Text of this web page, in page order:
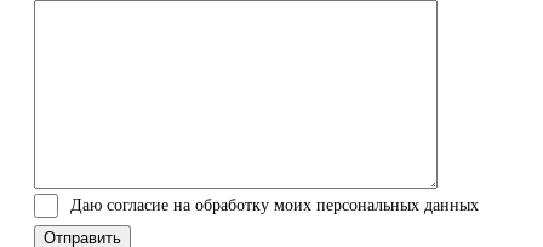
Даю согласие на обработку моих персональных данных